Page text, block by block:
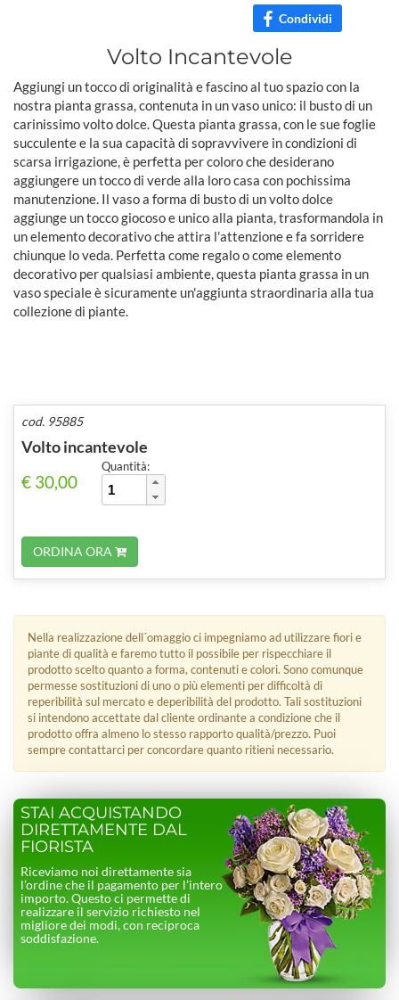
Condividi
Volto Incantevole
Aggiungi un tocco di originalità e fascino al tuo spazio con la
nostra pianta grassa, contenuta in un vaso unico: il busto di un
carinissimo volto dolce. Questa pianta grassa, con le sue foglie
succulente e la sua capacità di sopravvivere in condizioni di
scarsa irrigazione, è perfetta per coloro che desiderano
aggiungere un tocco di verde alla loro casa con pochissima
manutenzione. Il vaso a forma di busto di un volto dolce
aggiunge un tocco giocoso e unico alla pianta, trasformandola in
un elemento decorativo che attira l'attenzione e fa sorridere
chiunque lo veda. Perfetta come regalo o come elemento
decorativo per qualsiasi ambiente, questa pianta grassa in un
vaso speciale è sicuramente un'aggiunta straordinaria alla tua
collezione di piante.
cod. 95885
Volto incantevole
€ 30,00
Quantità:
ORDINA ORA
Nella realizzazione dell´omaggio ci impegniamo ad utilizzare fiori e
piante di qualità e faremo tutto il possibile per rispecchiare il
prodotto scelto quanto a forma, contenuti e colori. Sono comunque
permesse sostituzioni di uno o più elementi per difficoltà di
reperibilità sul mercato e deperibilità del prodotto. Tali sostituzioni
si intendono accettate dal cliente ordinante a condizione che il
prodotto offra almeno lo stesso rapporto qualità/prezzo. Puoi
sempre contattarci per concordare quanto ritieni necessario.
STAI ACQUISTANDO
DIRETTAMENTE DAL
FIORISTA
Riceviamo noi direttamente sia
l’ordine che il pagamento per l’intero
importo. Questo ci permette di
realizzare il servizio richiesto nel
migliore dei modi, con reciproca
soddisfazione.